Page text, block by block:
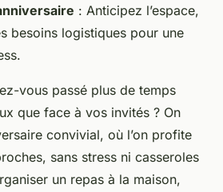
: Anticipez l’espace,
besoins logistiques pour une
vous passé plus de temps
que face à vos invités ? On
convivial, où l’on profite
sans stress ni casseroles
un repas à la maison,